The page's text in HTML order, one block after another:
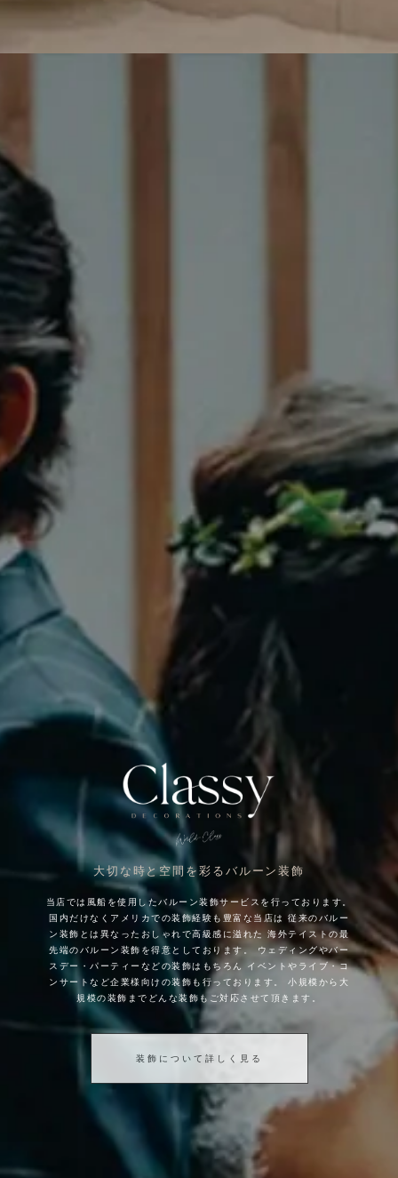
大切な時と空間を彩るバルーン装飾
当店では風船を使用したバルーン装飾サービスを行っております。
国内だけなくアメリカでの装飾経験も豊富な当店は
従来のバルー
ン装飾とは異なったおしゃれで高級感に溢れた
海外テイストの最
先端のバルーン装飾を得意としております。
ウェディングやバー
スデー・パーティーなどの装飾はもちろん
イベントやライブ・コ
ンサートなど企業様向けの装飾も行っております。
小規模から大
規模の装飾までどんな装飾もご対応させて頂きます。
装飾について詳しく見る